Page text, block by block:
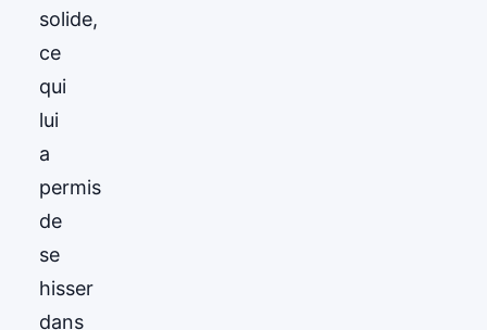
solide,
ce
qui
lui
a
permis
de
se
hisser
dans